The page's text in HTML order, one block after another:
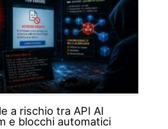
a rischio tra API AI
e blocchi automatici